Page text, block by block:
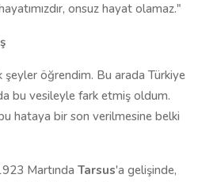
onsuz hayat olamaz."
şeyler öğrendim. Bu arada Türkiye
bu vesileyle fark etmiş oldum.
hataya bir son verilmesine belki
Martında Tarsus'a gelişinde,